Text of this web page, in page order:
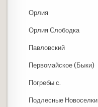
Орлия
Орлия Слободка
Павловский
Первомайское (Быки)
Погребы с.
Подлесные Новоселки